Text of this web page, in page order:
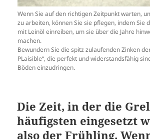
Wenn Sie auf den richtigen Zeitpunkt warten,
zu arbeiten, können Sie sie pflegen, indem Sie
mit Leinöl einreiben, um sie über die Jahre
machen.
Bewundern Sie die spitz zulaufenden Zinken
PLaisible“, die perfekt und widerstandsfähig
Böden einzudringen.
Die Zeit, in der die
häufigsten eingesetzt
also der Frühling.